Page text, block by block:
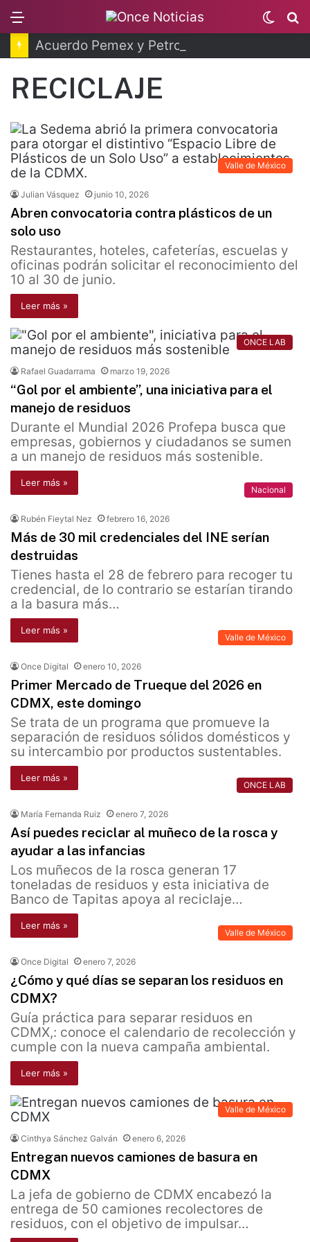
Switch
skin
RECICLAJE
Valle de México
Julian Vásquez junio 10, 2026
Abren convocatoria contra plásticos de un
solo uso
Restaurantes, hoteles, cafeterías, escuelas y
oficinas podrán solicitar el reconocimiento del
10 al 30 de junio.
Leer más »
ONCE LAB
Rafael Guadarrama marzo 19, 2026
“Gol por el ambiente”, una iniciativa para el
manejo de residuos
Durante el Mundial 2026 Profepa busca que
empresas, gobiernos y ciudadanos se sumen
a un manejo de residuos más sostenible.
Leer más »
Nacional
Rubén Fieytal Nez febrero 16, 2026
Más de 30 mil credenciales del INE serían
destruidas
Tienes hasta el 28 de febrero para recoger tu
credencial, de lo contrario se estarían tirando
a la basura más…
Leer más »
Valle de México
Once Digital enero 10, 2026
Primer Mercado de Trueque del 2026 en
CDMX, este domingo
Se trata de un programa que promueve la
separación de residuos sólidos domésticos y
su intercambio por productos sustentables.
Leer más »
ONCE LAB
María Fernanda Ruiz enero 7, 2026
Así puedes reciclar al muñeco de la rosca y
ayudar a las infancias
Los muñecos de la rosca generan 17
toneladas de residuos y esta iniciativa de
Banco de Tapitas apoya al reciclaje…
Leer más »
Valle de México
Once Digital enero 7, 2026
¿Cómo y qué días se separan los residuos en
CDMX?
Guía práctica para separar residuos en
CDMX,: conoce el calendario de recolección y
cumple con la nueva campaña ambiental.
Leer más »
Valle de México
Cinthya Sánchez Galván enero 6, 2026
Entregan nuevos camiones de basura en
CDMX
La jefa de gobierno de CDMX encabezó la
entrega de 50 camiones recolectores de
residuos, con el objetivo de impulsar…